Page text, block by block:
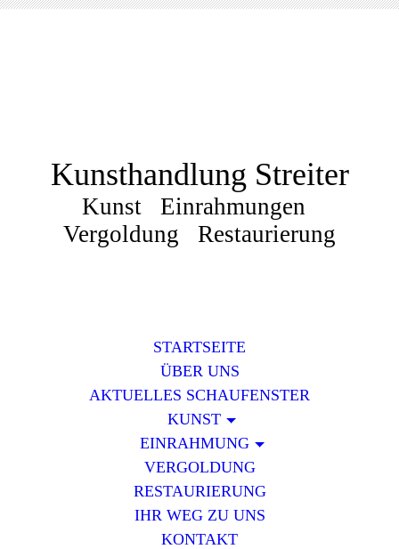
Kunsthandlung Streiter
Kunst Einrahmungen
Vergoldung Restaurierung
STARTSEITE
ÜBER UNS
AKTUELLES SCHAUFENSTER
KUNST
EINRAHMUNG
VERGOLDUNG
RESTAURIERUNG
IHR WEG ZU UNS
KONTAKT